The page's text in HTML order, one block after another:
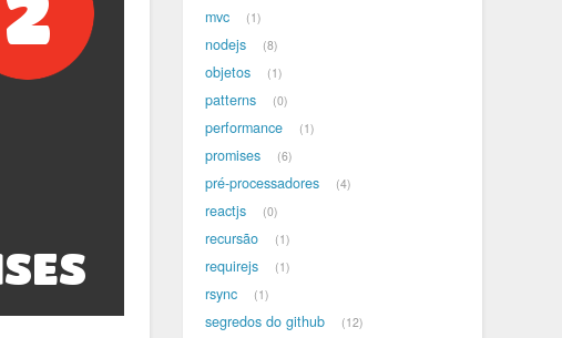
mvc 1
nodejs 8
objetos 1
patterns 0
performance 1
promises 6
pré-processadores 4
reactjs 0
recursão 1
requirejs 1
rsync 1
segredos do github 12